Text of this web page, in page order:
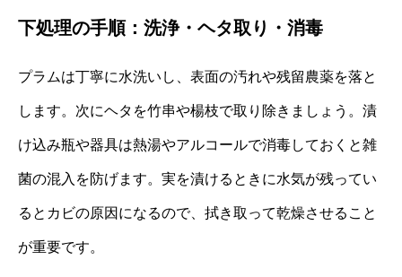
下処理の手順：洗浄・ヘタ取り・消毒
プラムは丁寧に水洗いし、表面の汚れや残留農薬を落と
します。次にヘタを竹串や楊枝で取り除きましょう。漬
け込み瓶や器具は熱湯やアルコールで消毒しておくと雑
菌の混入を防げます。実を漬けるときに水気が残ってい
るとカビの原因になるので、拭き取って乾燥させること
が重要です。